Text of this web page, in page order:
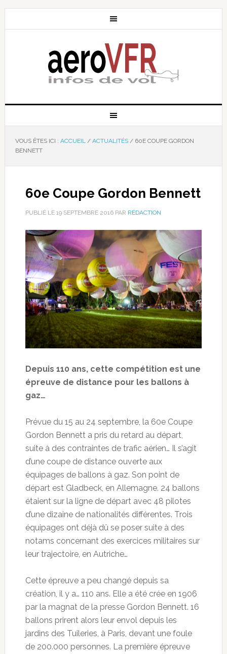
VOUS ÊTES ICI : ACCUEIL / ACTUALITÉS /60E COUPE GORDON
BENNETT
60e Coupe Gordon Bennett
PUBLIÉ LE 19 SEPTEMBRE 2016PAR RÉDACTION
Depuis 110 ans, cette compétition est une
épreuve de distance pour les ballons à
gaz…
Prévue du 15 au 24 septembre, la 60e Coupe
Gordon Bennett a pris du retard au départ,
suite à des contraintes de trafic aérien… Il s’agit
d’une coupe de distance ouverte aux
équipages de ballons à gaz. Son point de
départ est Gladbeck, en Allemagne. 24 ballons
étaient sur la ligne de départ avec 48 pilotes
d’une dizaine de nationalités différentes. Trois
équipages ont déjà dû se poser suite à des
notams concernant des exercices militaires sur
leur trajectoire, en Autriche…
Cette épreuve a peu changé depuis sa
création, il y a… 110 ans. Elle a été crée en 1906
par la magnat de la presse Gordon Bennett. 16
ballons prirent alors leur envol depuis les
jardins des Tuileries, à Paris, devant une foule
de 200.000 personnes. La première épreuve